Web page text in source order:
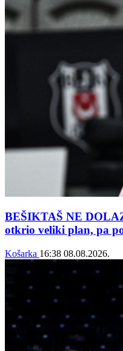
BEŠIKTAŠ NE
otkrio veliki plan, pa
Košarka 16:38 08.08.2026.